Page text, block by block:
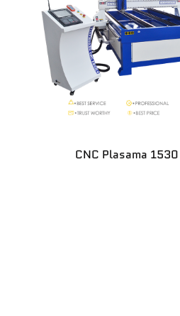
CNC Plasama 1530